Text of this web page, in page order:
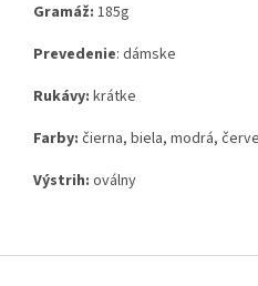
Gramáž: 185g
Prevedenie: dámske
Rukávy: krátke
Farby: čierna, biela, modrá,
Výstrih: oválny